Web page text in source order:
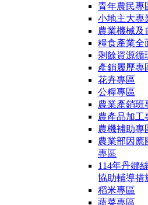
青年農民專
小地主大專
農業機械及
糧食產業全
剩餘資源循
產銷履歷專
花卉專區
公糧專區
農業產銷班
農產品加工
農機補助專
農業部因應
專區
114年丹娜
協助輔導措
稻米專區
蔬菜專區